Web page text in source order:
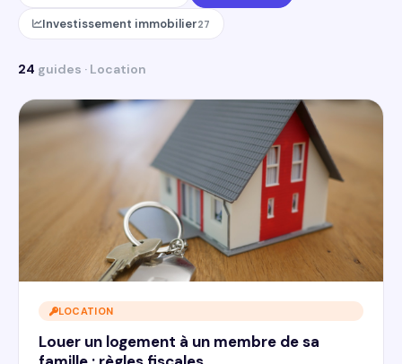
Investissement immobilier27
24 guides · Location
LOCATION
Louer un logement à un membre de sa